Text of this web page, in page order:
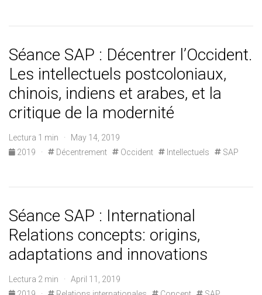
Séance SAP : Décentrer l’Occident.
Les intellectuels postcoloniaux,
chinois, indiens et arabes, et la
critique de la modernité
Lectura 1 min · May 14, 2019
2019
· Décentrement Occident Intellectuels SAP
Séance SAP : International
Relations concepts: origins,
adaptations and innovations
Lectura 2 min · April 11, 2019